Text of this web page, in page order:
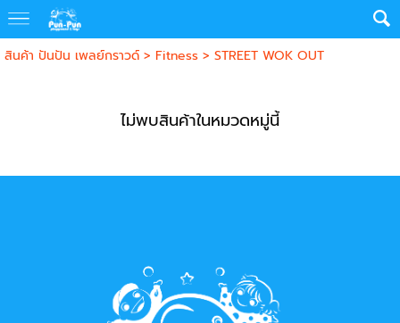
สินค้า ปันปัน เพลย์กราวด์> Fitness> STREET WOK OUT
ไม่พบสินค้าในหมวดหมู่นี้